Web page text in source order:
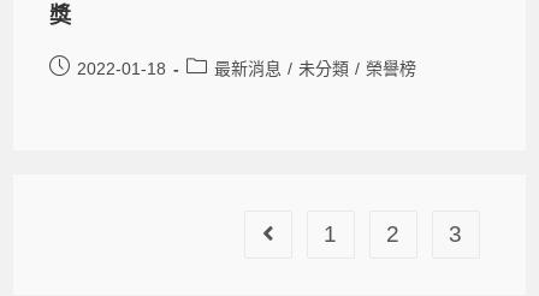
獎
2022-01-18 最新消息 / 未分類 / 榮譽榜
1 2 3